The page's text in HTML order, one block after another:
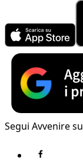
Segui Avvenire su